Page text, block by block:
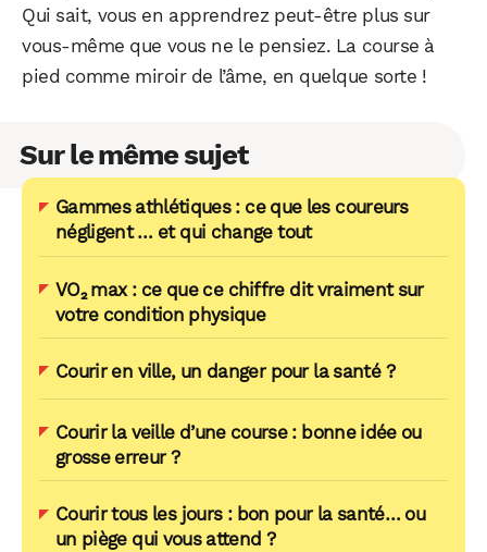
Qui sait, vous en apprendrez peut-être plus sur
vous-même que vous ne le pensiez. La course à
pied comme miroir de l’âme, en quelque sorte !
Sur le même sujet
Gammes athlétiques : ce que les coureurs
négligent … et qui change tout
VO₂ max : ce que ce chiffre dit vraiment sur
votre condition physique
Courir en ville, un danger pour la santé ?
Courir la veille d’une course : bonne idée ou
grosse erreur ?
Courir tous les jours : bon pour la santé… ou
un piège qui vous attend ?